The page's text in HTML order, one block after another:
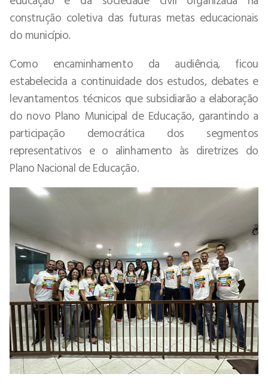
construção coletiva das futuras metas educacionais
do município.
Como encaminhamento da audiência, ficou
estabelecida a continuidade dos estudos, debates e
levantamentos técnicos que subsidiarão a elaboração
do novo Plano Municipal de Educação, garantindo a
participação democrática dos segmentos
representativos e o alinhamento às diretrizes do
Plano Nacional de Educação.